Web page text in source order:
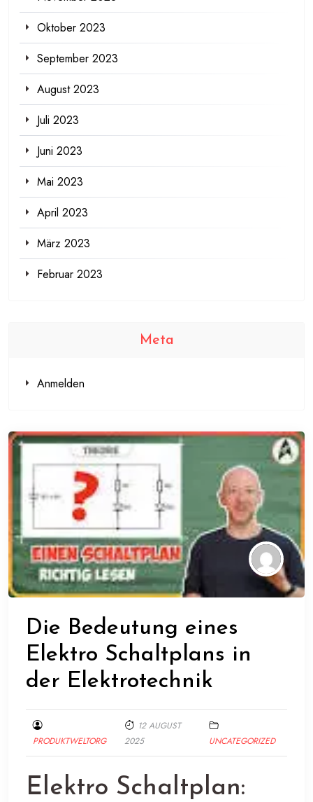
Die Bedeutung eines
Elektro Schaltplans in
der Elektrotechnik
PRODUKTWELTORG
12 AUGUST
2025
UNCATEGORIZED
Elektro Schaltplan:
Oktober 2023
September 2023
August 2023
Juli 2023
Juni 2023
Mai 2023
April 2023
März 2023
Februar 2023
Meta
Anmelden